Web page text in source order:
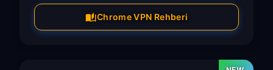
Chrome VPN Rehberi